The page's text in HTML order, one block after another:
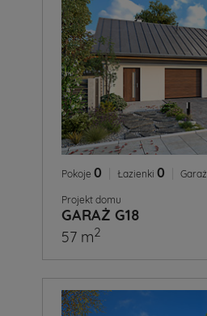
Pokoje 0 Łazienki 0 Garaż
Projekt domu
GARAŻ G18
57 m2